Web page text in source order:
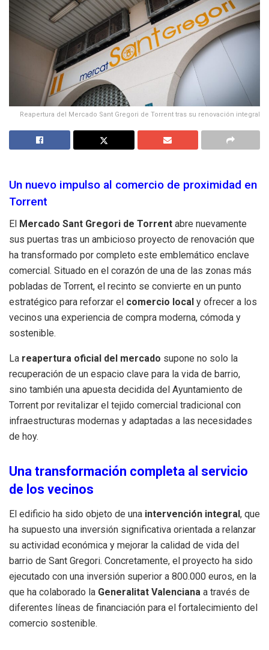
Reapertura del Mercado Sant Gregori de Torrent tras su renovación integral
Un nuevo impulso al comercio de proximidad en
Torrent
El Mercado Sant Gregori de Torrent abre nuevamente
sus puertas tras un ambicioso proyecto de renovación que
ha transformado por completo este emblemático enclave
comercial. Situado en el corazón de una de las zonas más
pobladas de Torrent, el recinto se convierte en un punto
estratégico para reforzar el comercio local y ofrecer a los
vecinos una experiencia de compra moderna, cómoda y
sostenible.
La reapertura oficial del mercado supone no solo la
recuperación de un espacio clave para la vida de barrio,
sino también una apuesta decidida del Ayuntamiento de
Torrent por revitalizar el tejido comercial tradicional con
infraestructuras modernas y adaptadas a las necesidades
de hoy.
Una transformación completa al servicio
de los vecinos
El edificio ha sido objeto de una intervención integral, que
ha supuesto una inversión significativa orientada a relanzar
su actividad económica y mejorar la calidad de vida del
barrio de Sant Gregori. Concretamente, el proyecto ha sido
ejecutado con una inversión superior a 800.000 euros, en la
que ha colaborado la Generalitat Valenciana a través de
diferentes líneas de financiación para el fortalecimiento del
comercio sostenible.